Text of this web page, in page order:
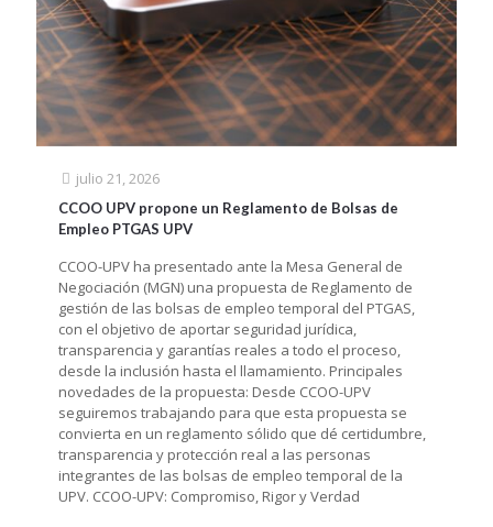
julio 21, 2026
CCOO UPV propone un Reglamento de Bolsas de
Empleo PTGAS UPV
CCOO-UPV ha presentado ante la Mesa General de
Negociación (MGN) una propuesta de Reglamento de
gestión de las bolsas de empleo temporal del PTGAS,
con el objetivo de aportar seguridad jurídica,
transparencia y garantías reales a todo el proceso,
desde la inclusión hasta el llamamiento. Principales
novedades de la propuesta: Desde CCOO-UPV
seguiremos trabajando para que esta propuesta se
convierta en un reglamento sólido que dé certidumbre,
transparencia y protección real a las personas
integrantes de las bolsas de empleo temporal de la
UPV. CCOO-UPV: Compromiso, Rigor y Verdad